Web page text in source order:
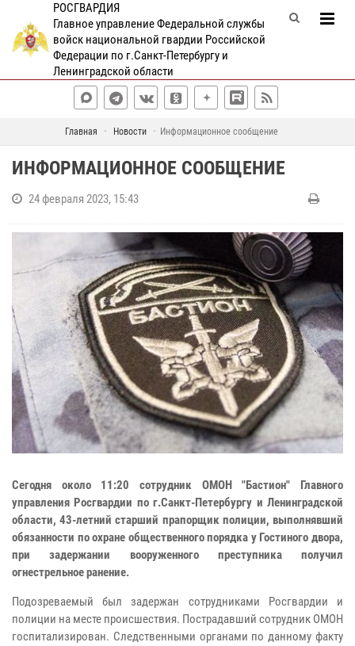
РОСГВАРДИЯ
Главное управление Федеральной службы
войск национальной гвардии Российской
Федерации по г.Санкт-Петербургу и
Ленинградской области
Главная Новости Информационное сообщение
ИНФОРМАЦИОННОЕ СООБЩЕНИЕ
24 февраля 2023, 15:43
Сегодня около 11:20 сотрудник ОМОН "Бастион" Главного
управления Росгвардии по г.Санкт-Петербургу и Ленинградской
области, 43-летний старший прапорщик полиции, выполнявший
обязанности по охране общественного порядка у Гостиного двора,
при задержании вооруженного преступника получил
огнестрельное ранение.
Подозреваемый был задержан сотрудниками Росгвардии и
полиции на месте происшествия. Пострадавший сотрудник ОМОН
госпитализирован. Следственными органами по данному факту